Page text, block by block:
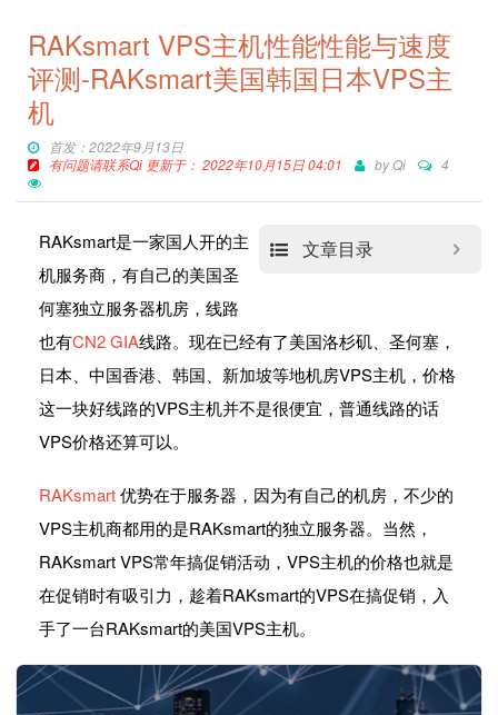
RAKsmart VPS主机性能性能与速度
评测-RAKsmart美国韩国日本VPS主
机
首发：2022年9月13日
有问题请联系Qi 更新于： 2022年10月15日 04:01
byQi 4
文章目录
RAKsmart是一家国人开的主
机服务商，有自己的美国圣
何塞独立服务器机房，线路
也有CN2 GIA线路。现在已经有了美国洛杉矶、圣何塞，
日本、中国香港、韩国、新加坡等地机房VPS主机，价格
这一块好线路的VPS主机并不是很便宜，普通线路的话
VPS价格还算可以。
RAKsmart优势在于服务器，因为有自己的机房，不少的
VPS主机商都用的是RAKsmart的独立服务器。当然，
RAKsmart VPS常年搞促销活动，VPS主机的价格也就是
在促销时有吸引力，趁着RAKsmart的VPS在搞促销，入
手了一台RAKsmart的美国VPS主机。